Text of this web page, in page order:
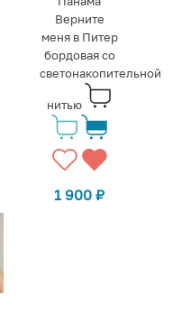
Верните
меня в Питер
бордовая со
светонакопительной
нитью
1 900₽